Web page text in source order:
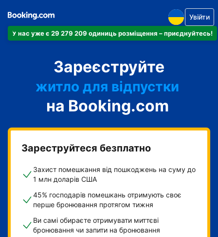
У нас уже є 29 279 209 одиниць розміщення – приєднуйтесь!
Увійти
Зареєструйте
готель
житло для відпустки
гостьовий будинок
готель типу "ліжко і
сніданок"
на Booking.com
Зареструйтеся безплатно
Захист помешкання від пошкоджень на суму до
1 млн доларів США
45% господарів помешкань отримують своє
перше бронювання протягом тижня
Ви самі обираєте отримувати миттєві
бронювання чи запити на бронювання